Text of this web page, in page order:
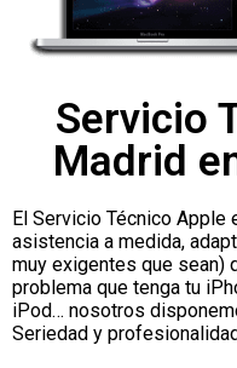
Servicio
Madrid
El Servicio Técnico Apple
asistencia a medida,
muy exigentes que sean)
problema que tenga tu
iPod… nosotros
Seriedad y